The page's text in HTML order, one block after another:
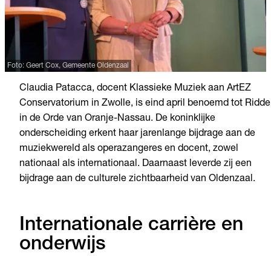
Foto: Geert Cox, Gemeente Oldenzaal
Claudia Patacca, docent Klassieke Muziek aan ArtEZ
Conservatorium in Zwolle, is eind april benoemd tot
in de Orde van Oranje-Nassau. De koninklijke
onderscheiding erkent haar jarenlange bijdrage aan de
muziekwereld als operazangeres en docent, zowel
nationaal als internationaal. Daarnaast leverde zij een
bijdrage aan de culturele zichtbaarheid van Oldenzaal.
Internationale carrière en
onderwijs